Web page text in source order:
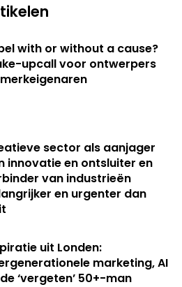
with or without a cause?
upcall voor ontwerpers
sector als aanjager
innovatie en ontsluiter en
van industrieën
en urgenter dan
uit Londen:
marketing, AI
‘vergeten’ 50+-man